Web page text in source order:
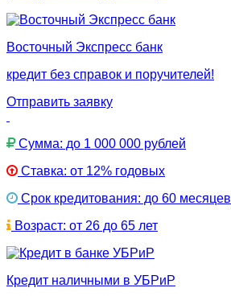
Восточный Экспресс банк
кредит без справок и поручителей!
Отправить заявку
Сумма: до 1 000 000 рублей
Ставка: от 12% годовых
Срок кредитования: до 60 месяцев
Возраст: от 26 до 65 лет
Кредит наличными в УБРиР